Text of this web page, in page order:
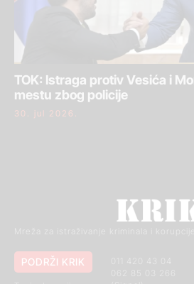
TOK: Istraga protiv Vesića i
mestu zbog policije
30. jul 2026.
Mreža za istraživanje kriminala i korupcije
011 420 43 04
PODRŽI KRIK